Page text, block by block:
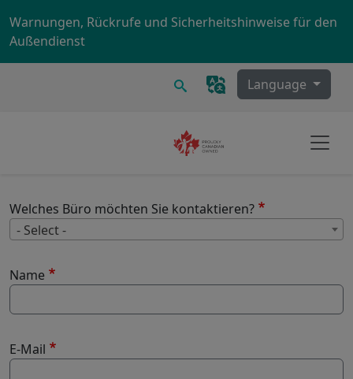
Warnungen, Rückrufe und Sicherheitshinweise für den
Außendienst
Suchen Language
Welches Büro möchten Sie kontaktieren?
- Select -
Name
E-Mail